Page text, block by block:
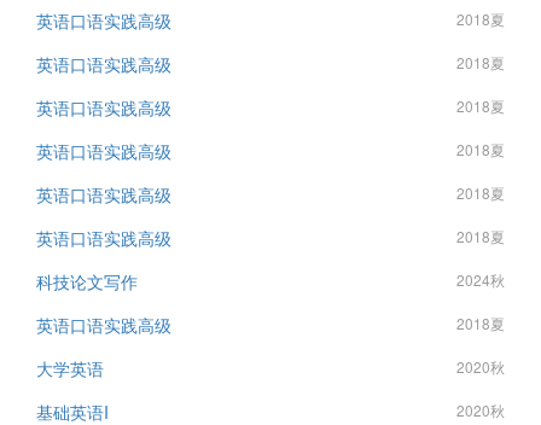
英语口语实践高级 2018夏
英语口语实践高级 2018夏
英语口语实践高级 2018夏
英语口语实践高级 2018夏
英语口语实践高级 2018夏
英语口语实践高级 2018夏
科技论文写作 2024秋
英语口语实践高级 2018夏
大学英语 2020秋
基础英语I 2020秋